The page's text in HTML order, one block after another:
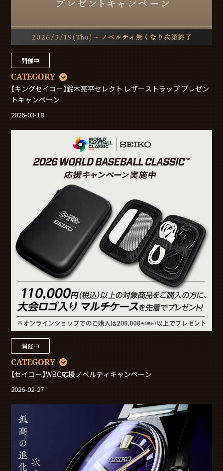
開催中
CATEGORY
【キングセイコー】鈴木亮平セレクト レザーストラップ プレゼン
トキャンペーン
2026-03-18
開催中
CATEGORY
【セイコー】WBC応援ノベルティキャンペーン
2026-02-27